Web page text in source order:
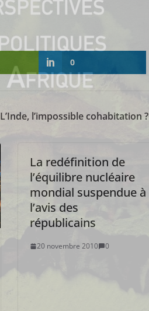
0
L’Inde, l’impossible cohabitation ?
La redéfinition de
l’équilibre nucléaire
mondial suspendue à
l’avis des
républicains
20 novembre 2010 0